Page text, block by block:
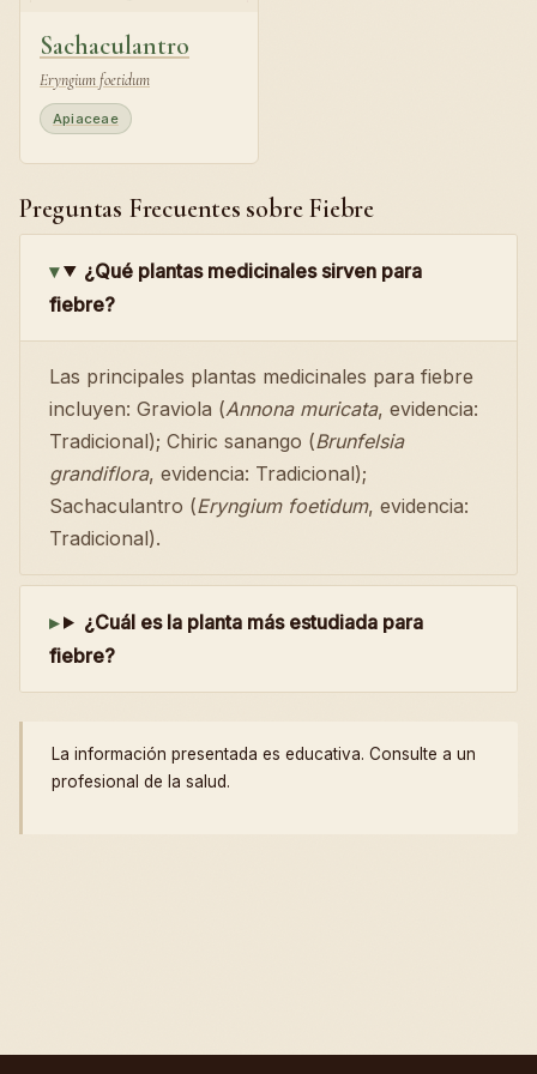
Sachaculantro
Eryngium foetidum
Apiaceae
Preguntas Frecuentes sobre Fiebre
¿Qué plantas medicinales sirven para
fiebre?
Las principales plantas medicinales para fiebre
incluyen: Graviola (Annona muricata, evidencia:
Tradicional); Chiric sanango (Brunfelsia
grandiflora, evidencia: Tradicional);
Sachaculantro (Eryngium foetidum, evidencia:
Tradicional).
¿Cuál es la planta más estudiada para
fiebre?
La información presentada es educativa. Consulte a un
profesional de la salud.